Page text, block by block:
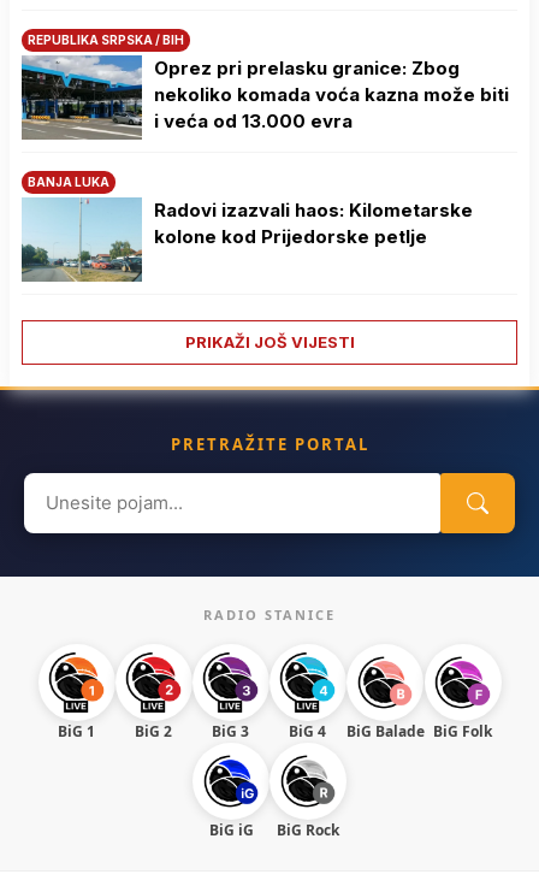
REPUBLIKA SRPSKA / BIH
Oprez pri prelasku granice: Zbog
nekoliko komada voća kazna može biti
i veća od 13.000 evra
BANJA LUKA
Radovi izazvali haos: Kilometarske
kolone kod Prijedorske petlje
PRIKAŽI JOŠ VIJESTI
PRETRAŽITE PORTAL
Search
for:
RADIO STANICE
BiG 1 BiG 2 BiG 3 BiG 4 BiG Balade BiG Folk
BiG iG BiG Rock